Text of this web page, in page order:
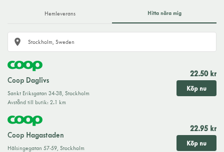
Hemleverans Hitta nära mig
Coop Daglivs
Sankt Eriksgatan 34-38, Stockholm
Avstånd till butik: 2.1 km
22.50 kr
Köp nu
Coop Hagastaden
Hälsingegatan 57-59, Stockholm
22.95 kr
Köp nu